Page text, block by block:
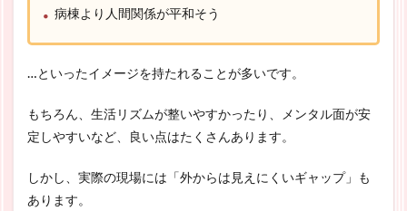
病棟より人間関係が平和そう
…といったイメージを持たれることが多いです。
もちろん、生活リズムが整いやすかったり、メンタル面が安
定しやすいなど、良い点はたくさんあります。
しかし、実際の現場には「外からは見えにくいギャップ」も
あります。